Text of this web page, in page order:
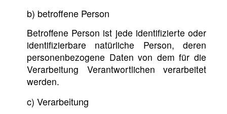
b) betroffene Person
Betroffene Person ist jede identifizierte oder
identifizierbare natürliche Person, deren
personenbezogene Daten von dem für die
Verarbeitung Verantwortlichen verarbeitet
werden.
c) Verarbeitung